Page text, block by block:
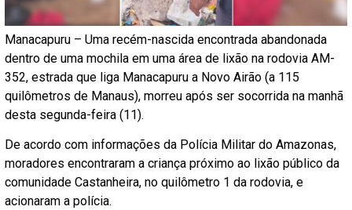
Manacapuru – Uma recém-nascida encontrada abandonada
dentro de uma mochila em uma área de lixão na rodovia AM-
352, estrada que liga Manacapuru a Novo Airão (a 115
quilômetros de Manaus), morreu após ser socorrida na manhã
desta segunda-feira (11).
De acordo com informações da Polícia Militar do Amazonas,
moradores encontraram a criança próximo ao lixão público da
comunidade Castanheira, no quilômetro 1 da rodovia, e
acionaram a polícia.